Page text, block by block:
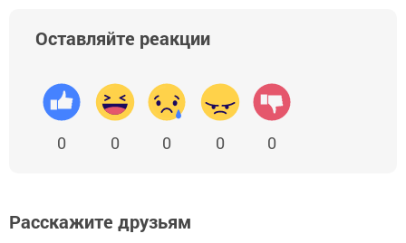
Оставляйте реакции
0 0 0 0 0
Расскажите друзьям